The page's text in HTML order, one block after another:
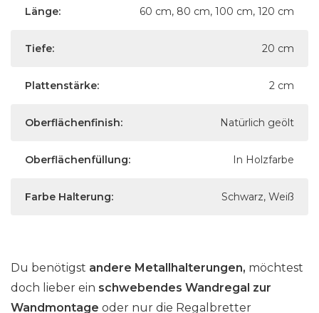
Länge: 60 cm, 80 cm, 100 cm, 120 cm
Tiefe: 20 cm
Plattenstärke: 2 cm
Oberflächenfinish: Natürlich geölt
Oberflächenfüllung: In Holzfarbe
Farbe Halterung: Schwarz, Weiß
Du benötigst andere Metallhalterungen, möchtest
doch lieber ein schwebendes Wandregal zur
Wandmontage oder nur die Regalbretter